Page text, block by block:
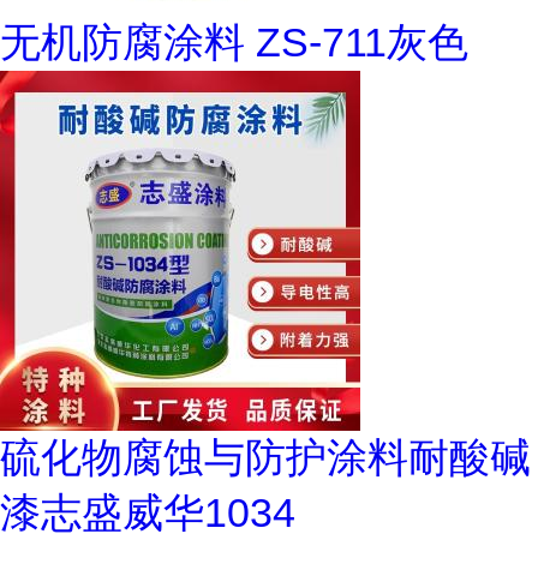
无机防腐涂料 ZS-711灰色
硫化物腐蚀与防护涂料耐酸碱
漆志盛威华1034